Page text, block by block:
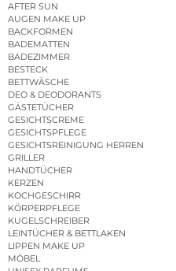
AFTER SUN
AUGEN MAKE UP
BACKFORMEN
BADEMATTEN
BADEZIMMER
BESTECK
BETTWÄSCHE
DEO & DEODORANTS
GÄSTETÜCHER
GESICHTSCREME
GESICHTSPFLEGE
GESICHTSREINIGUNG HERREN
GRILLER
HANDTÜCHER
KERZEN
KOCHGESCHIRR
KÖRPERPFLEGE
KUGELSCHREIBER
LEINTÜCHER & BETTLAKEN
LIPPEN MAKE UP
MÖBEL